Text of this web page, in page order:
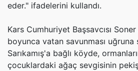
eder." ifadelerini kullandı.
Kars Cumhuriyet Başsavcısı
boyunca vatan savunması
Sarıkamış'a bağlı köyde,
çocuklardaki ağaç sevgisinin